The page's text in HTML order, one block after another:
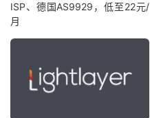
ISP、德国AS9929，低至22元/
月